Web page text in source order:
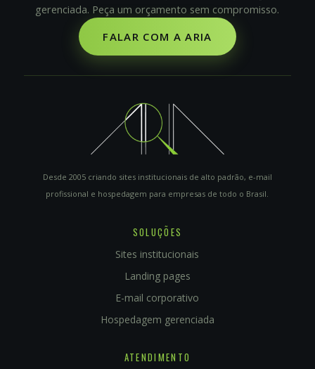
gerenciada. Peça um orçamento sem compromisso.
FALAR COM A ARIA
Desde 2005 criando sites institucionais de alto padrão, e-mail
profissional e hospedagem para empresas de todo o Brasil.
SOLUÇÕES
Sites institucionais
Landing pages
E-mail corporativo
Hospedagem gerenciada
ATENDIMENTO